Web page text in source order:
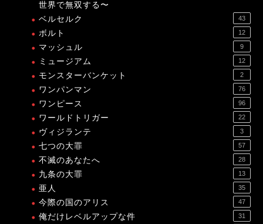
世界で無双する〜
ベルセルク 43
ボルト 12
マッシュル 9
ミュージアム 12
モンスターバンケット 2
ワンパンマン 76
ワンピース 96
ワールドトリガー 22
ヴィジランテ 3
七つの大罪 57
不滅のあなたへ 28
九条の大罪 13
亜人 35
今際の国のアリス 47
俺だけレベルアップな件 31